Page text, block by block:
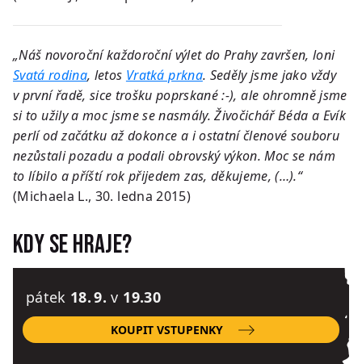
„Náš novoroční každoroční výlet do Prahy završen, loni
Svatá rodina, letos Vratká prkna. Seděly jsme jako vždy
v první řadě, sice trošku poprskané :-), ale ohromně jsme
si to užily a moc jsme se nasmály. Živočichář Béda a Evík
perlí od začátku až dokonce a i ostatní členové souboru
nezůstali pozadu a podali obrovský výkon. Moc se nám
to líbilo a příští rok přijedem zas, děkujeme, (…).“
(Michaela L., 30. ledna 2015)
Kdy se hraje?
pátek 18. 9. v 19.30
KOUPIT VSTUPENKY